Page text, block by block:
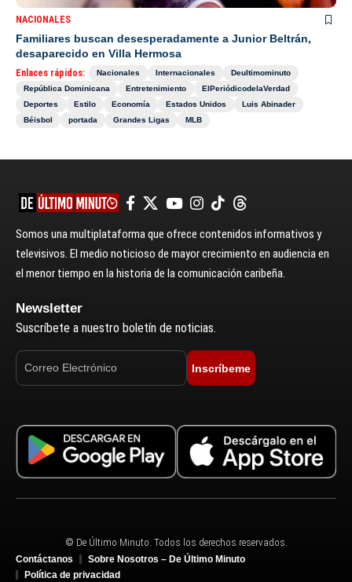
NACIONALES
Familiares buscan desesperadamente a Junior Beltrán,
desaparecido en Villa Hermosa
Enlaces rápidos: Nacionales Internacionales
Deultimominuto
República Dominicana
Entretenimiento
ElPeriódicodelaVerdad
Deportes
Estilo Economía Estados Unidos
Luis Abinader
Béisbol
portada Grandes Ligas MLB
Somos una multiplataforma que ofrece contenidos informativos y
televisivos. El medio noticioso de mayor crecimiento en audiencia en
el menor tiempo en la historia de la comunicación caribeña.
Newsletter
Suscríbete a nuestro boletín de noticias.
Inscríbeme
© De Último Minuto. Todos los derechos reservados.
Contáctanos
Sobre Nosotros – De Último Minuto
Política de privacidad